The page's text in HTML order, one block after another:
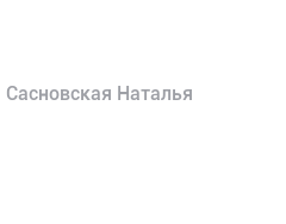
Сасновская Наталья